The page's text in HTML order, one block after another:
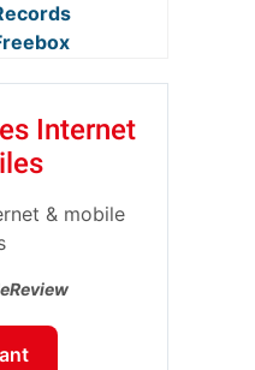
Internet
& mobile